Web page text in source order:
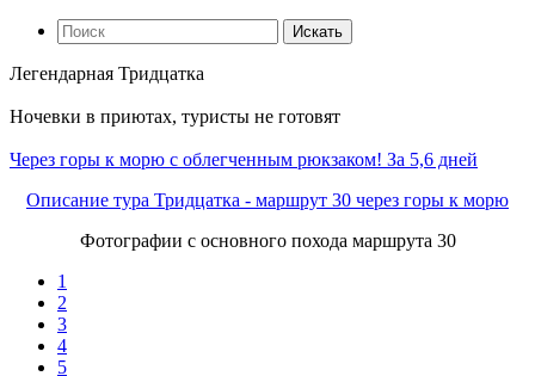
Искать
Легендарная Тридцатка
Ночевки в приютах, туристы не готовят
Через горы к морю с облегченным рюкзаком! За 5,6 дней
Описание тура Тридцатка - маршрут 30 через горы к морю
Фотографии с основного похода маршрута 30
1
2
3
4
5